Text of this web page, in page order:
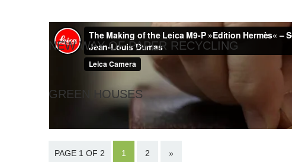
NEW WAY OF PAPER RECYCLING
GREEN HOUSES
PAGE 1 OF 2 1 2 »